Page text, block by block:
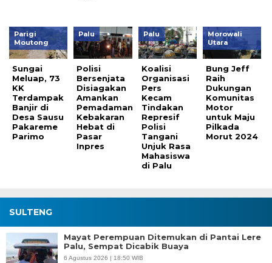
Parigi
Moutong
Sungai
Meluap, 73
KK
Terdampak
Banjir di
Desa Sausu
Pakareme
Parimo
Palu
Polisi
Bersenjata
Disiagakan
Amankan
Pemadaman
Kebakaran
Hebat di
Pasar
Inpres
Palu
Koalisi
Organisasi
Pers
Kecam
Tindakan
Represif
Polisi
Tangani
Unjuk Rasa
Mahasiswa
di Palu
Morowali
Utara
Bung Jeff
Raih
Dukungan
Komunitas
Motor
untuk Maju
Pilkada
Morut 2024
SULTENG
Mayat Perempuan Ditemukan di Pantai Lere
Palu, Sempat Dicabik Buaya
6 Agustus 2026 | 18:50 WIB